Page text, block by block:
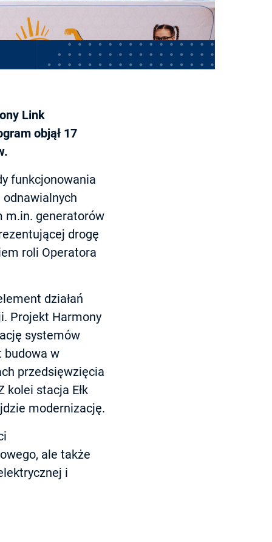
Link
objął 17
funkcjonowania
m.in. generatorów
drogę
roli Operatora
działań
Projekt Harmony
systemów
budowa w
przedsięwzięcia
kolei stacja Ełk
modernizację.
ale także
i